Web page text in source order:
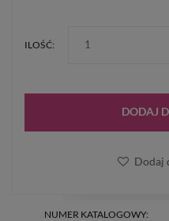
NUMER KATALOGOWY:
ILOŚĆ:
DODAJ
Dodaj